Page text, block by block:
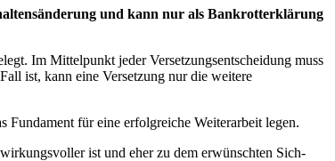
und kann nur als Bankrotterklärung
Im Mittelpunkt jeder Versetzungsentscheidung muss
ist, kann eine Versetzung nur die weitere
für eine erfolgreiche Weiterarbeit legen.
ist und eher zu dem erwünschten Sich-